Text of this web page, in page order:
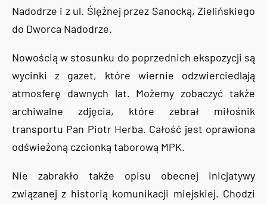
Nadodrze i z ul. Ślężnej przez Sanocką, Zielińskiego
do Dworca Nadodrze.
Nowością w stosunku do poprzednich ekspozycji są
wycinki z gazet, które wiernie odzwierciedlają
atmosferę dawnych lat. Możemy zobaczyć także
archiwalne zdjęcia, które zebrał miłośnik
transportu Pan Piotr Herba. Całość jest oprawiona
odświeżoną czcionką taborową MPK.
Nie zabrakło także opisu obecnej inicjatywy
związanej z historią komunikacji miejskiej. Chodzi